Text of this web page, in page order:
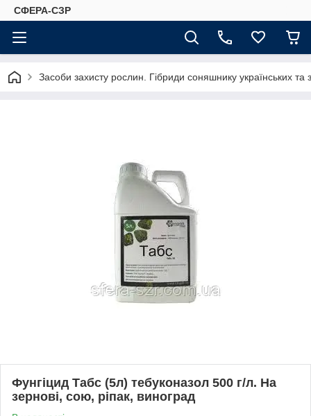
СФЕРА-СЗР
Засоби захисту рослин. Гібриди соняшнику українських та
Фунгіцид Табс (5л) тебуконазол 500 г/л. На
зернові, сою, ріпак, виноград